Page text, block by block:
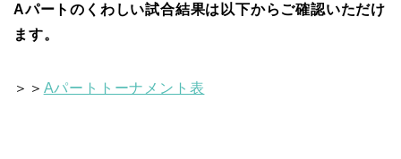
Aパートのくわしい試合結果は以下からご確認いただけ
ます。
＞＞ Aパートトーナメント表